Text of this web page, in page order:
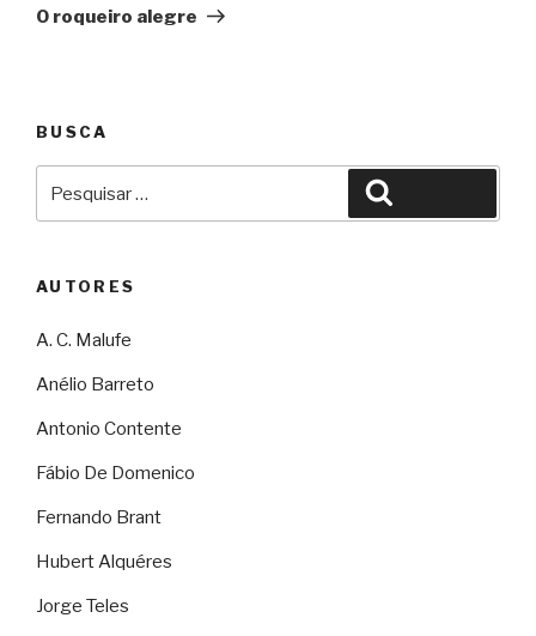
O roqueiro alegre
BUSCA
por:
AUTORES
A. C. Malufe
Anélio Barreto
Antonio Contente
Fábio De Domenico
Fernando Brant
Hubert Alquéres
Jorge Teles